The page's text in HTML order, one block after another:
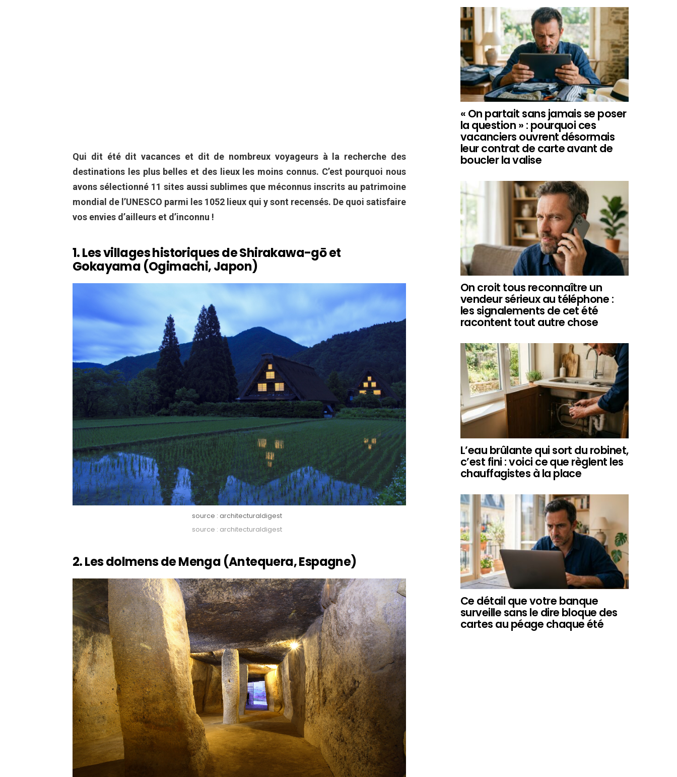
Qui dit été dit vacances et dit de nombreux voyageurs à la recherche des
destinations les plus belles et des lieux les moins connus. C’est pourquoi nous
avons sélectionné 11 sites aussi sublimes que méconnus inscrits au patrimoine
mondial de l’UNESCO parmi les 1052 lieux qui y sont recensés. De quoi satisfaire
vos envies d’ailleurs et d’inconnu !
1. Les villages historiques de Shirakawa-gōet
Gokayama (Ogimachi, Japon)
source : architecturaldigest
source : architecturaldigest
2. Les dolmens de Menga (Antequera, Espagne)
« On partait sans jamais se poser
la question » : pourquoi ces
vacanciers ouvrent désormais
leur contrat de carte avant de
boucler la valise
On croit tous reconnaître un
vendeur sérieux au téléphone :
les signalements de cet été
racontent tout autre chose
L’eau brûlante qui sort du robinet,
c’est fini : voici ce que règlent les
chauffagistes à la place
Ce détail que votre banque
surveille sans le dire bloque des
cartes au péage chaque été